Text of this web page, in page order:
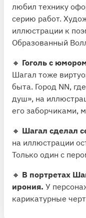
любил технику
серию работ.
иллюстрации к
Образованный
🔸 Гоголь с
Шагал тоже
быта. Город NN,
душ», на
его заборчиками,
🔸 Шагал сделал
на иллюстрации
Только один с
🔸 В портретах
ирония. У
карикатурные